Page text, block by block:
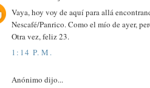
Vaya, hoy voy de aquí para allá
Nescafé/Panrico. Como el mío de ayer,
Otra vez, feliz 23.
1:14 P. M.
Anónimo dijo...